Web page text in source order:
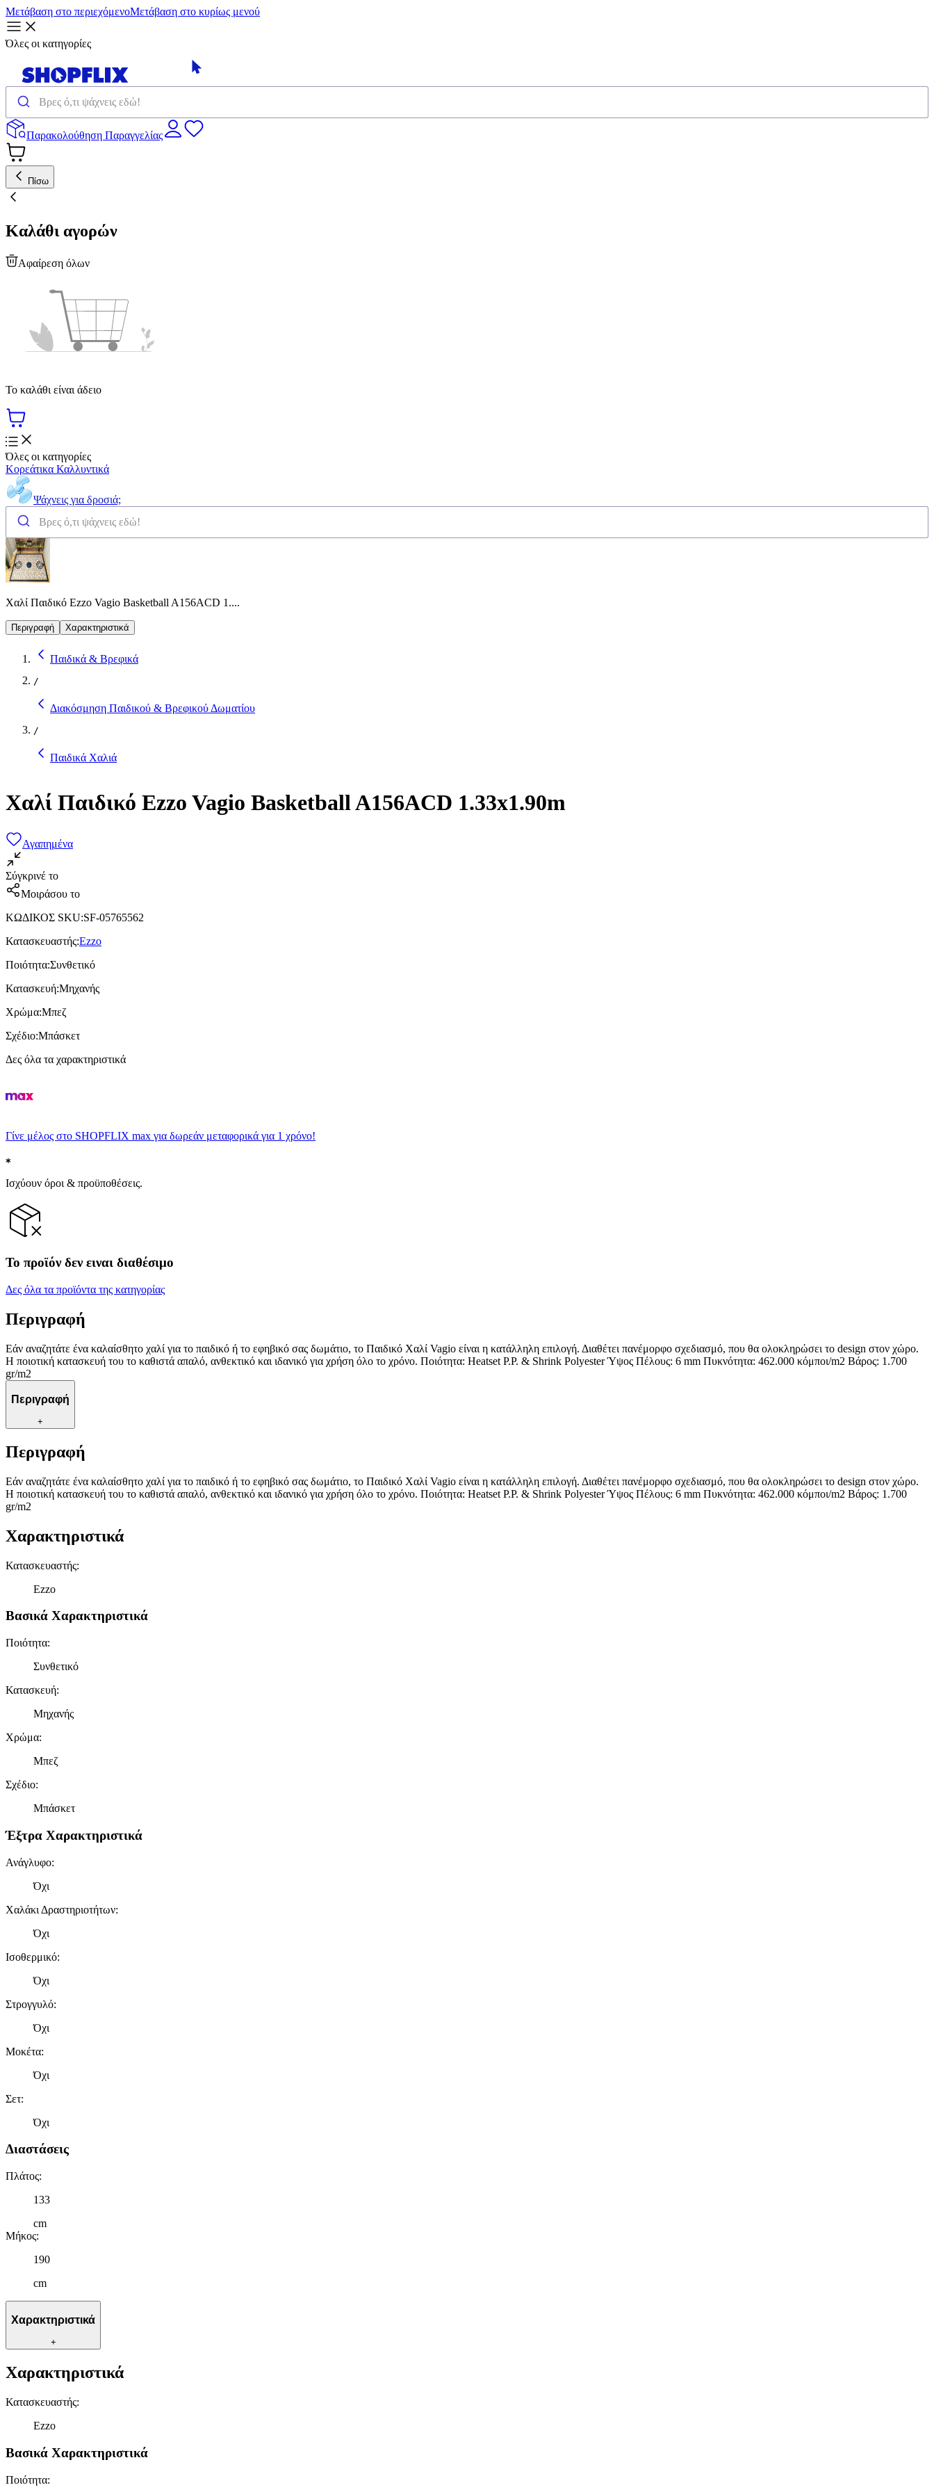
Μετάβαση στο περιεχόμενοΜετάβαση στο κυρίως μενού
Όλες οι κατηγορίες
Παρακολούθηση Παραγγελίας
Πίσω
Καλάθι αγορών
Αφαίρεση όλων
Το καλάθι είναι άδειο
Όλες οι κατηγορίες
Κορεάτικα Καλλυντικά
Ψάχνεις για δροσιά;
Χαλί Παιδικό Ezzo Vagio Basketball A156ACD 1....
Περιγραφή Χαρακτηριστικά
Παιδικά & Βρεφικά
/
Διακόσμηση Παιδικού & Βρεφικού Δωματίου
/
Παιδικά Χαλιά
Χαλί Παιδικό Ezzo Vagio Basketball A156ACD 1.33x1.90m
Αγαπημένα
Σύγκρινέ το
Μοιράσου το
ΚΩΔΙΚΟΣ SKU:SF-05765562
Κατασκευαστής:Ezzo
Ποιότητα:Συνθετικό
Κατασκευή:Μηχανής
Χρώμα:Μπεζ
Σχέδιο:Μπάσκετ
Δες όλα τα χαρακτηριστικά
Γίνε μέλος στο SHOPFLIX max για δωρεάν μεταφορικά για 1 χρόνο!
Ισχύουν όροι & προϋποθέσεις.
Το προϊόν δεν ειναι διαθέσιμο
Δες όλα τα προϊόντα της κατηγορίας
Περιγραφή
Εάν αναζητάτε ένα καλαίσθητο χαλί για το παιδικό ή το εφηβικό σας δωμάτιο, το Παιδικό Χαλί Vagio είναι η κατάλληλη επιλογή. Διαθέτει πανέμορφο σχεδιασμό, που θα ολοκληρώσει το design στον χώρο.
Η ποιοτική κατασκευή του το καθιστά απαλό, ανθεκτικό και ιδανικό για χρήση όλο το χρόνο. Ποιότητα: Heatset P.P. & Shrink Polyester Ύψος Πέλους: 6 mm Πυκνότητα: 462.000 κόμποι/m2 Βάρος: 1.700
gr/m2
Περιγραφή
+
Περιγραφή
Εάν αναζητάτε ένα καλαίσθητο χαλί για το παιδικό ή το εφηβικό σας δωμάτιο, το Παιδικό Χαλί Vagio είναι η κατάλληλη επιλογή. Διαθέτει πανέμορφο σχεδιασμό, που θα ολοκληρώσει το design στον χώρο.
Η ποιοτική κατασκευή του το καθιστά απαλό, ανθεκτικό και ιδανικό για χρήση όλο το χρόνο. Ποιότητα: Heatset P.P. & Shrink Polyester Ύψος Πέλους: 6 mm Πυκνότητα: 462.000 κόμποι/m2 Βάρος: 1.700
gr/m2
Χαρακτηριστικά
Κατασκευαστής:
Ezzo
Βασικά Χαρακτηριστικά
Ποιότητα:
Συνθετικό
Κατασκευή:
Μηχανής
Χρώμα:
Μπεζ
Σχέδιο:
Μπάσκετ
Έξτρα Χαρακτηριστικά
Ανάγλυφο:
Όχι
Χαλάκι Δραστηριοτήτων:
Όχι
Ισοθερμικό:
Όχι
Στρογγυλό:
Όχι
Μοκέτα:
Όχι
Σετ:
Όχι
Διαστάσεις
Πλάτος:
133
cm
Μήκος:
190
cm
Χαρακτηριστικά
+
Χαρακτηριστικά
Κατασκευαστής:
Ezzo
Βασικά Χαρακτηριστικά
Ποιότητα: